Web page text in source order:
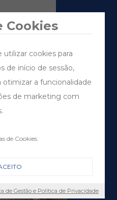
Cookies
utilizar cookies para
de início de sessão,
otimizar a funcionalidade
de marketing com
de Cookies
de Gestão e Política de Privacidade